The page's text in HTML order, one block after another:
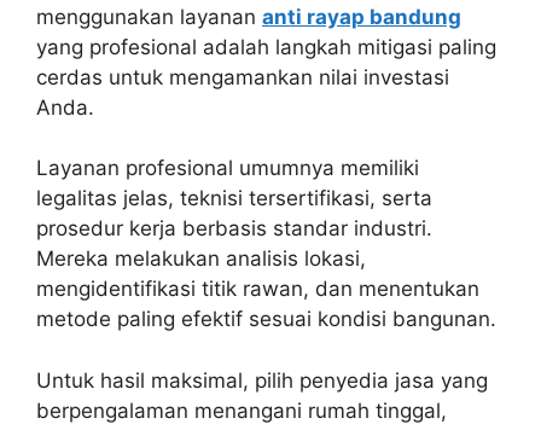
menggunakan layanan anti rayap bandung
yang profesional adalah langkah mitigasi paling
cerdas untuk mengamankan nilai investasi
Anda.
Layanan profesional umumnya memiliki
legalitas jelas, teknisi tersertifikasi, serta
prosedur kerja berbasis standar industri.
Mereka melakukan analisis lokasi,
mengidentifikasi titik rawan, dan menentukan
metode paling efektif sesuai kondisi bangunan.
Untuk hasil maksimal, pilih penyedia jasa yang
berpengalaman menangani rumah tinggal,